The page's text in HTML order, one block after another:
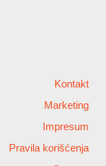
Kontakt
Marketing
Impresum
Pravila korišćenja